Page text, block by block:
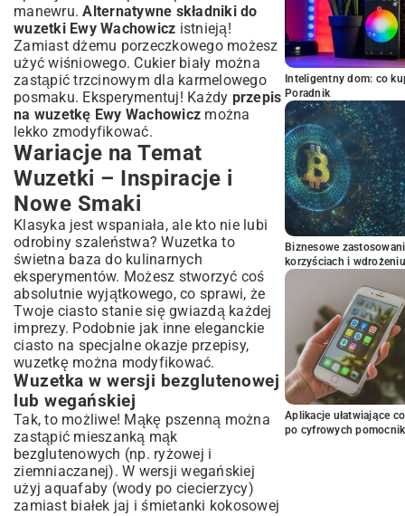
manewru.Alternatywne składniki do
wuzetki Ewy Wachowicz istnieją!
Zamiast dżemu porzeczkowego możesz
użyć wiśniowego. Cukier biały można
zastąpić trzcinowym dla karmelowego
posmaku. Eksperymentuj! Każdy przepis
na wuzetkę Ewy Wachowicz można
lekko zmodyfikować.
Wariacje na Temat
Wuzetki – Inspiracje i
Nowe Smaki
Klasyka jest wspaniała, ale kto nie lubi
odrobiny szaleństwa? Wuzetka to
świetna baza do kulinarnych
eksperymentów. Możesz stworzyć coś
absolutnie wyjątkowego, co sprawi, że
Twoje ciasto stanie się gwiazdą każdej
imprezy. Podobnie jak inne eleganckie
ciasto na specjalne okazje przepisy,
wuzetkę można modyfikować.
Wuzetka w wersji bezglutenowej
lub wegańskiej
Tak, to możliwe! Mąkę pszenną można
zastąpić mieszanką mąk
bezglutenowych (np. ryżowej i
ziemniaczanej). W wersji wegańskiej
użyj aquafaby (wody po ciecierzycy)
zamiast białek jaj i śmietanki kokosowej
Inteligentny dom: co
Poradnik
Biznesowe
korzyściach i wdrożeniu
Aplikacje ułatwiające
po cyfrowych